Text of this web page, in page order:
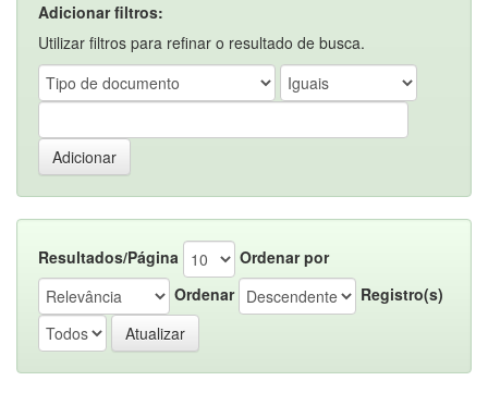
Adicionar filtros:
Utilizar filtros para refinar o resultado de busca.
Resultados/Página
Ordenar por
Ordenar
Registro(s)